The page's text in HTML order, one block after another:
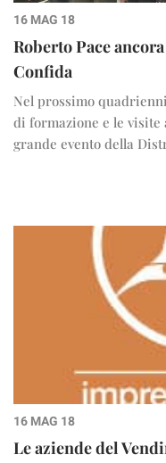
16 MAG 18
Roberto Pace
Confida
Nel prossimo
di formazione e le visite
grande evento della
16 MAG 18
Le aziende del